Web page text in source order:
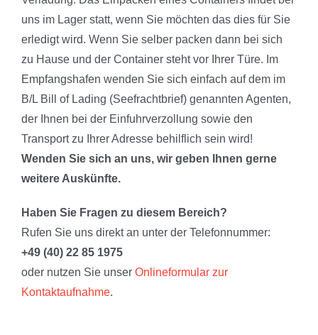
uns im Lager statt, wenn Sie möchten das dies für Sie
erledigt wird. Wenn Sie selber packen dann bei sich
zu Hause und der Container steht vor Ihrer Türe. Im
Empfangshafen wenden Sie sich einfach auf dem im
B/L Bill of Lading (Seefrachtbrief) genannten Agenten,
der Ihnen bei der Einfuhrverzollung sowie den
Transport zu Ihrer Adresse behilflich sein wird!
Wenden Sie sich an uns, wir geben Ihnen gerne
weitere Auskünfte.
Haben Sie Fragen zu diesem Bereich?
Rufen Sie uns direkt an unter der Telefonnummer:
+49 (40) 22 85 1975
oder nutzen Sie unser Onlineformular zur
Kontaktaufnahme.